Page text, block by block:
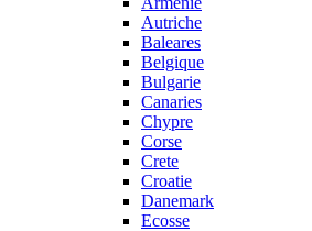
Autriche
Baleares
Belgique
Bulgarie
Canaries
Chypre
Corse
Crete
Croatie
Danemark
Ecosse